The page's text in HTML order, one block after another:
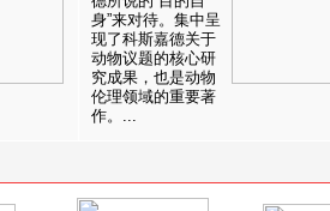
身”来对待。集中呈
现了科斯嘉德关于
动物议题的核心研
究成果，也是动物
伦理领域的重要著
作。...